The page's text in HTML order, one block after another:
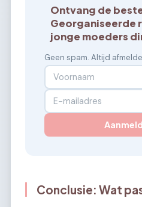
Ontvang de
Georganiseerde
jonge moeders
Geen spam. Altijd
Conclusie: Wat